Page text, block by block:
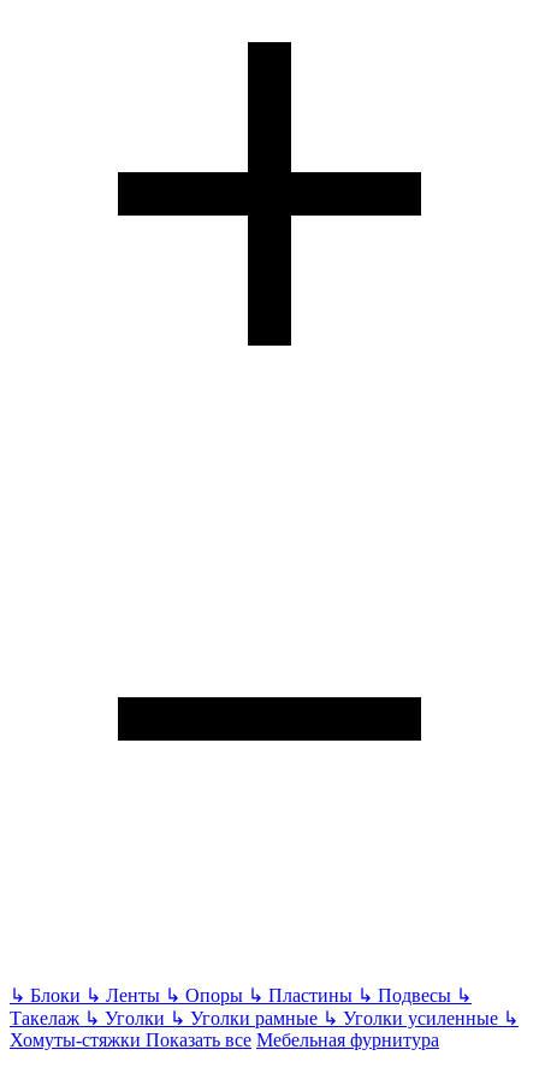
↳ Блоки ↳ Ленты ↳ Опоры ↳ Пластины ↳ Подвесы ↳
Такелаж ↳ Уголки ↳ Уголки рамные ↳ Уголки усиленные ↳
Хомуты-стяжки Показать все Мебельная фурнитура